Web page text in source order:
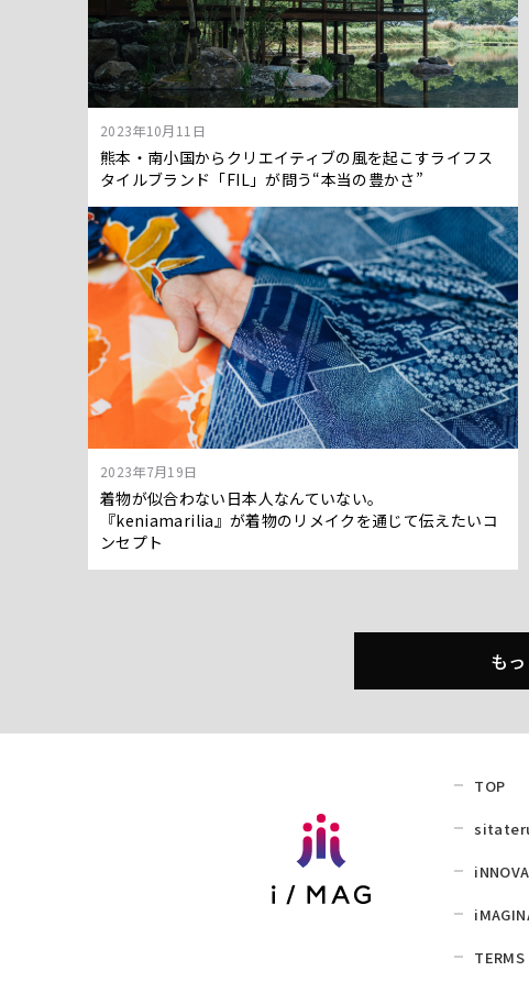
2023年10月11日
熊本・南小国からクリエイティブの風を起こすライフス
タイルブランド「FIL」が問う“本当の豊かさ”
2023年7月19日
着物が似合わない日本人なんていない。
『keniamarilia』が着物のリメイクを通じて伝えたいコ
ンセプト
も
TOP
TERMS